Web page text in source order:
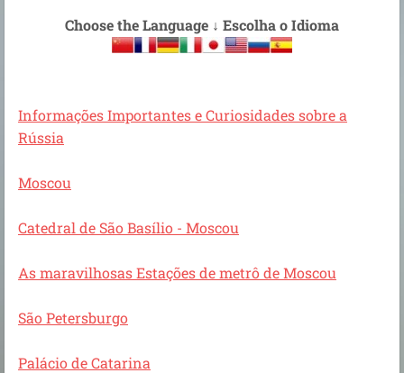
Choose the Language ↓ Escolha o Idioma
Informações Importantes e Curiosidades sobre a
Rússia
Moscou
Catedral de São Basílio - Moscou
As maravilhosas Estações de metrô de Moscou
São Petersburgo
Palácio de Catarina